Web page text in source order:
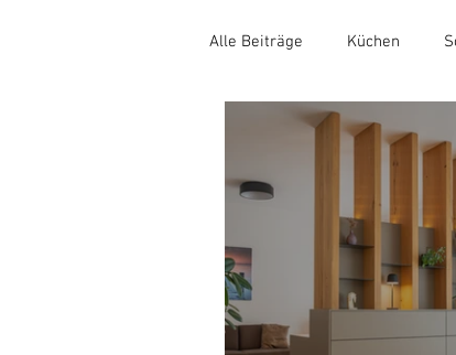
Alle Beiträge Küchen
Gastronomie / Hotellerie